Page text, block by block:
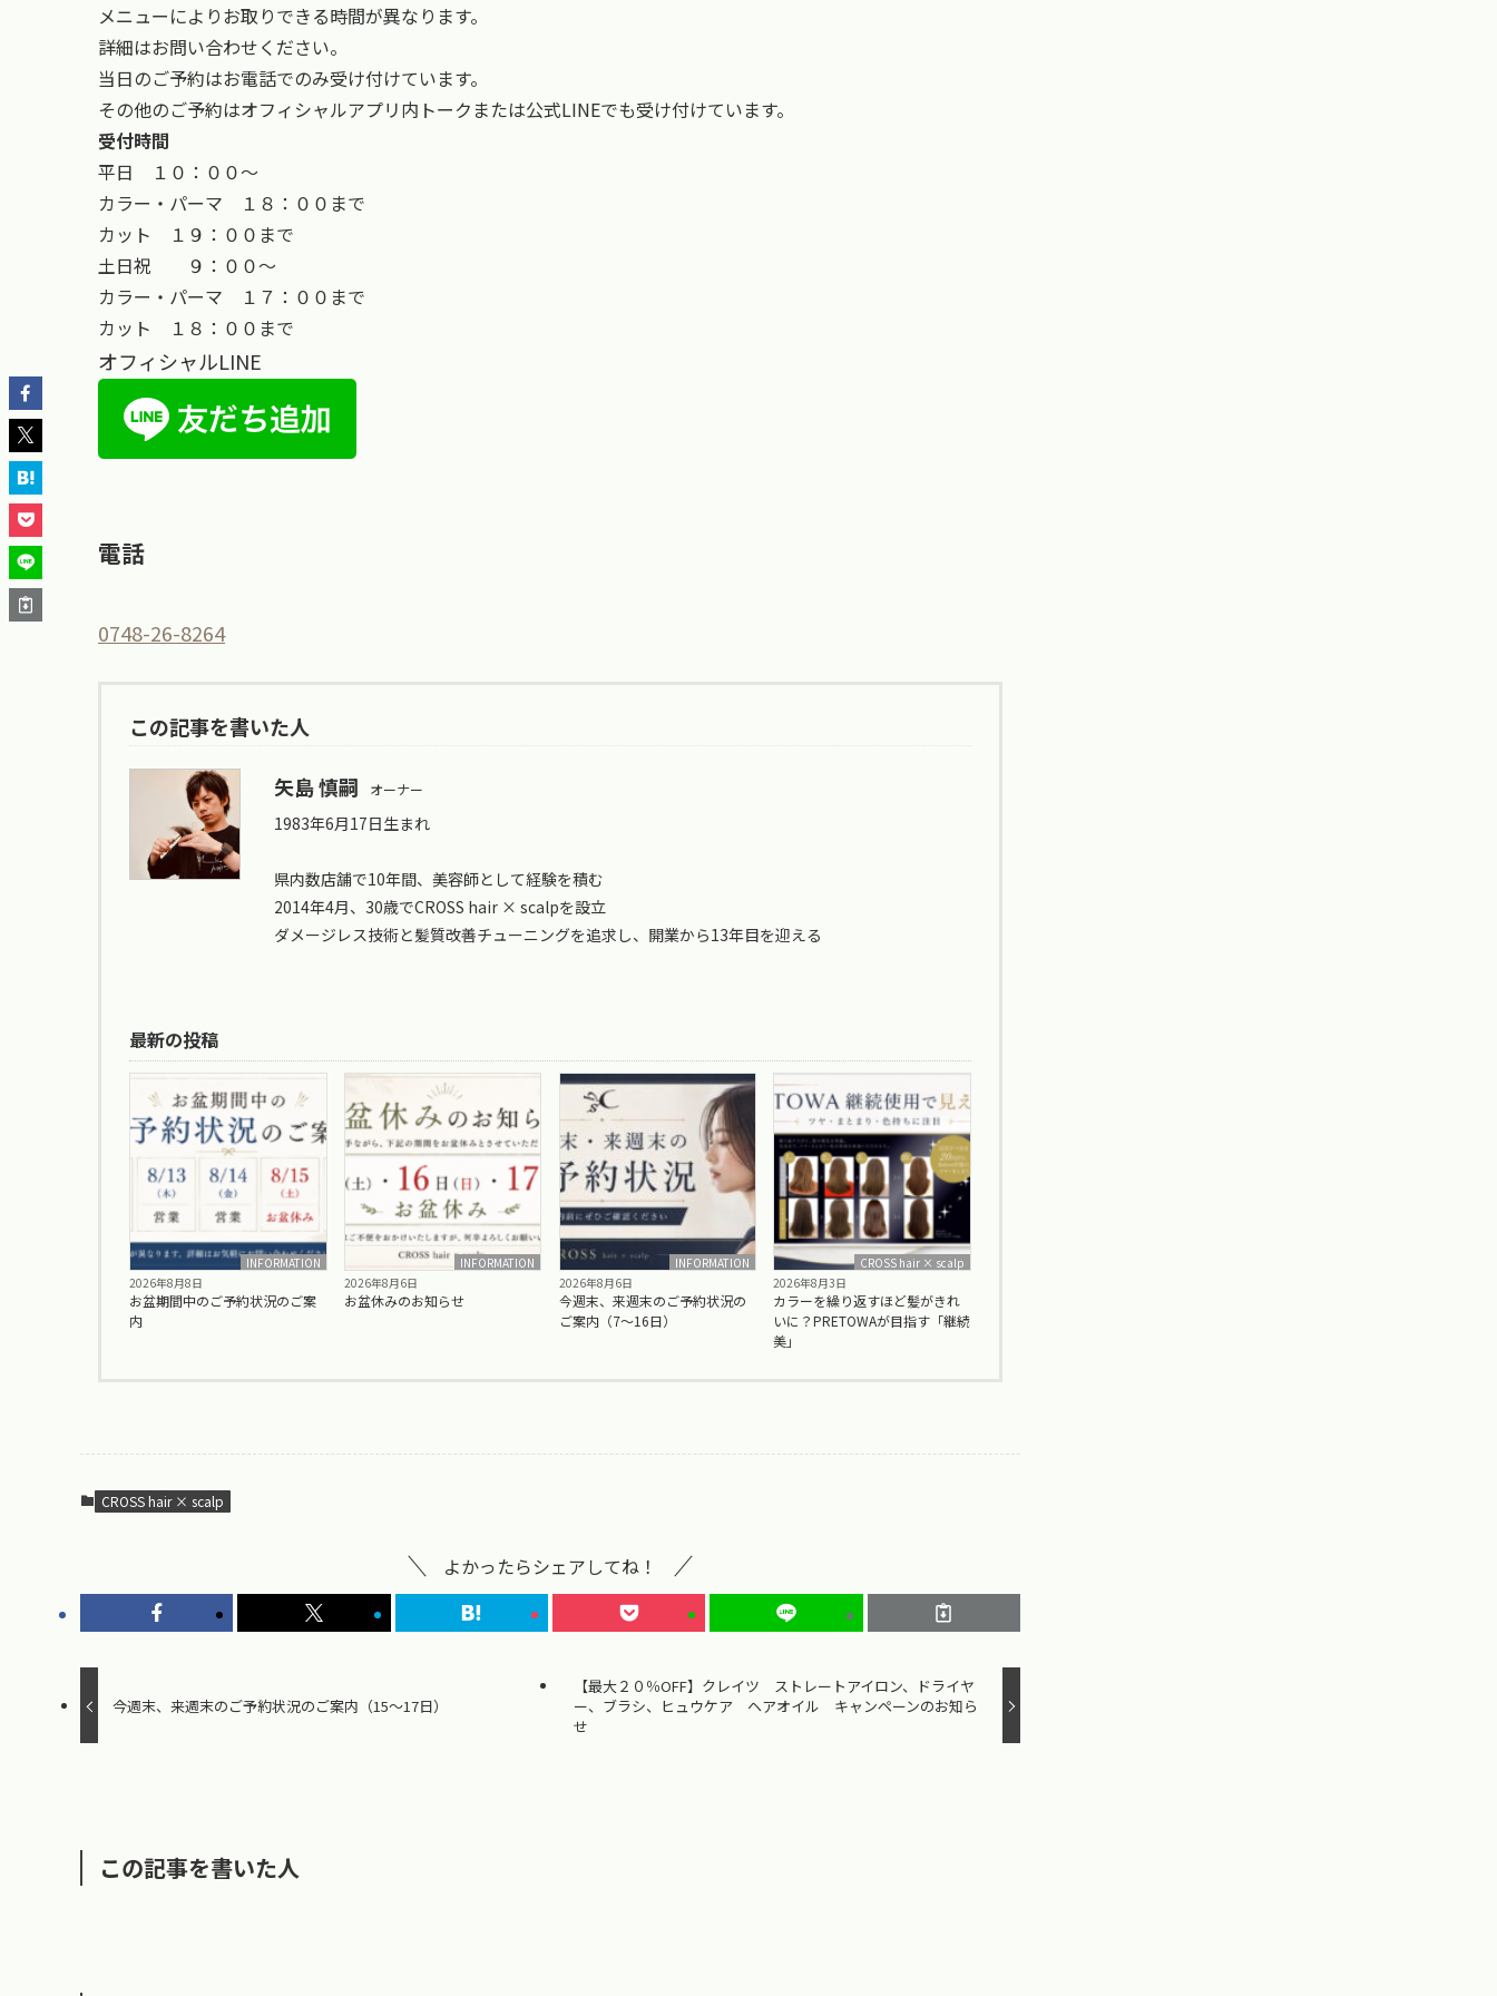
メニューによりお取りできる時間が異なります。
詳細はお問い合わせください。
当日のご予約はお電話でのみ受け付けています。
その他のご予約はオフィシャルアプリ内トークまたは公式LINEでも受け付けています。
受付時間
平日 １０：００〜
カラー・パーマ １８：００まで
カット １９：００まで
土日祝 ９：００〜
カラー・パーマ １７：００まで
カット １８：００まで
オフィシャルLINE
電話
0748-26-8264
この記事を書いた人
矢島 慎嗣 オーナー
1983年6月17日生まれ
県内数店舗で10年間、美容師として経験を積む
2014年4月、30歳でCROSS hair × scalpを設立
ダメージレス技術と髪質改善チューニングを追求し、開業から13年目を迎える
最新の投稿
INFORMATION
2026年8月8日
お盆期間中のご予約状況のご案
内
INFORMATION
2026年8月6日
お盆休みのお知らせ
INFORMATION
2026年8月6日
今週末、来週末のご予約状況の
ご案内（7〜16日）
CROSS hair × scalp
2026年8月3日
カラーを繰り返すほど髪がきれ
いに？PRETOWAが目指す「継続
美」
CROSS hair × scalp
よかったらシェアしてね！
今週末、来週末のご予約状況のご案内（15〜17日）
【最大２０％OFF】クレイツ ストレートアイロン、ドライヤ
ー、ブラシ、ヒュウケア ヘアオイル キャンペーンのお知ら
せ
この記事を書いた人